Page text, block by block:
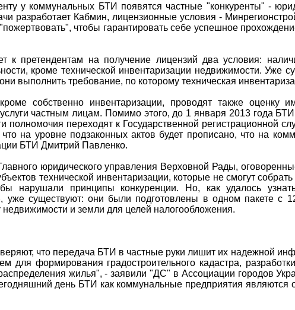
у коммунальных БТИ появятся частные "конкуренты" -
разработает Кабмин, лицензионные условия -
чтобы гарантировать себе успешное
к претендентам на получение лицензий два условия:
кроме технической инвентаризации недвижимости.
выполнить требование, по которому техническая
собственно инвентаризации, проводят также оценку
частным лицам. Помимо этого, до 1 января 2013 года
полномочия переходят к Государственной регистрационной
на уровне подзаконных актов будет прописано, что на
БТИ Дмитрий Павленко.
юридического управления Верховной Рады,
технической инвентаризации, которые не смогут
нарушали принципы конкуренции. Но, как удалось
уже существуют: они были подготовлены в одном пакете с
и земли для целей налогообложения.
что передача БТИ в частные руки лишит их надежной
для формирования градостроительного кадастра,
жилья", - заявили "ДС" в Ассоциации городов
день БТИ как коммунальные предприятия